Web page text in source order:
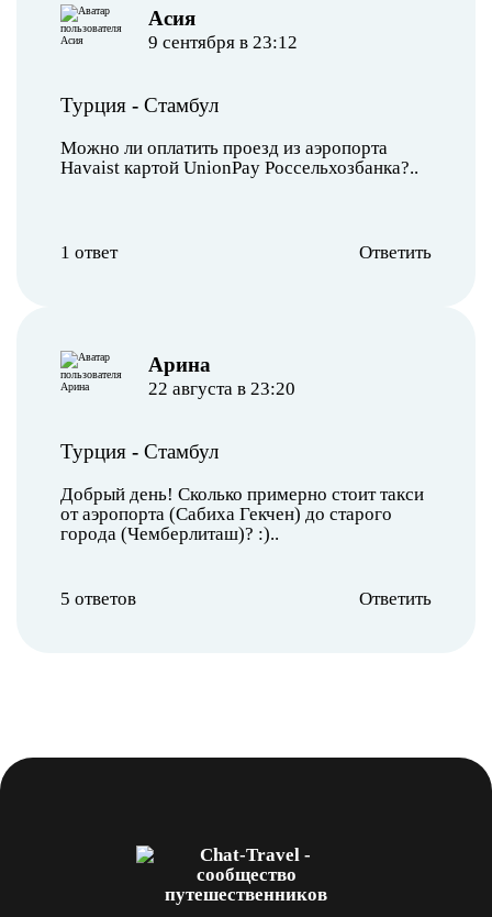
Асия
9 сентября в 23:12
Турция - Стамбул
Можно ли оплатить проезд из аэропорта
Havaist картой UnionPay Россельхозбанка?..
1 ответ Ответить
Арина
22 августа в 23:20
Турция - Стамбул
Добрый день! Сколько примерно стоит такси
от аэропорта (Сабиха Гекчен) до старого
города (Чемберлиташ)? :)..
5 ответов Ответить